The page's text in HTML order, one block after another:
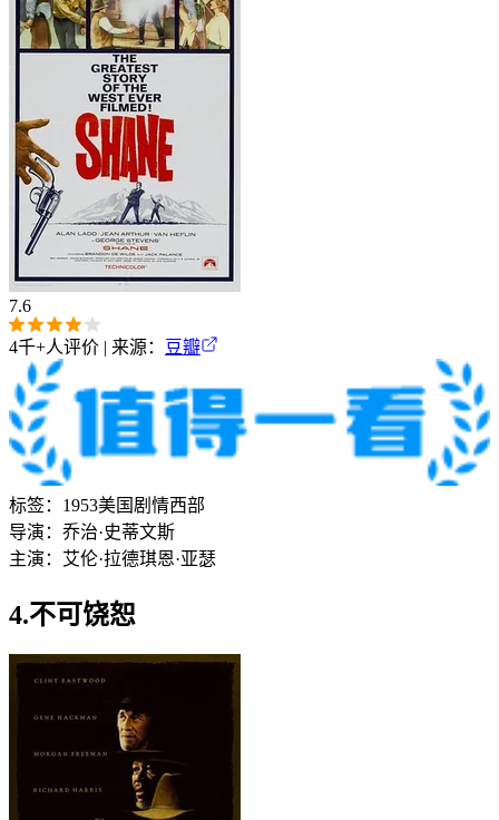
7.6
4千+人评价 | 来源： 豆瓣
标签： 1953美国剧情西部
导演： 乔治·史蒂文斯
主演： 艾伦·拉德琪恩·亚瑟
4.不可饶恕